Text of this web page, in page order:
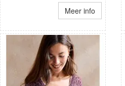
Meer info